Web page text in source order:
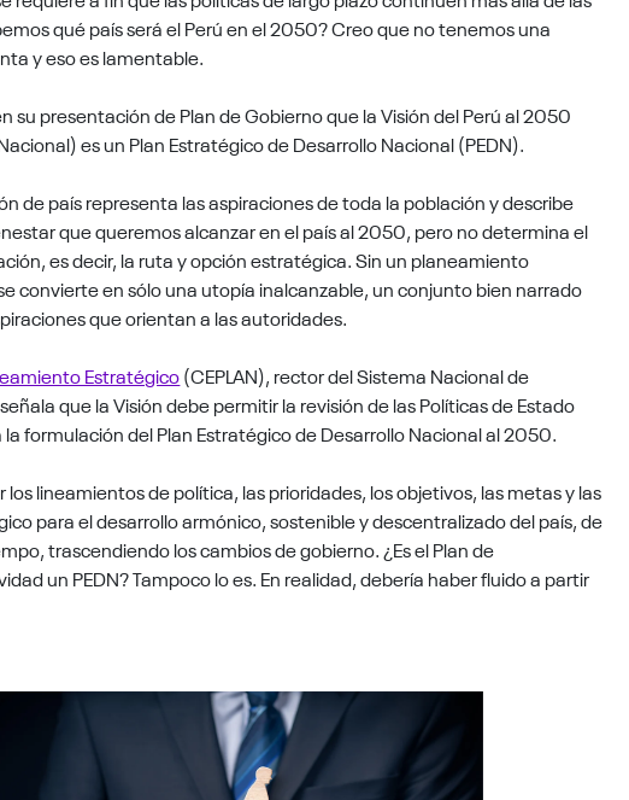
qué país será el Perú en el 2050? Creo que no tenemos una
y eso es lamentable.
su presentación de Plan de Gobierno que la Visión del Perú al 2050
es un Plan Estratégico de Desarrollo Nacional (PEDN).
de país representa las aspiraciones de toda la población y describe
que queremos alcanzar en el país al 2050, pero no determina el
es decir, la ruta y opción estratégica. Sin un planeamiento
convierte en sólo una utopía inalcanzable, un conjunto bien narrado
que orientan a las autoridades.
Estratégico(CEPLAN), rector del Sistema Nacional de
que la Visión debe permitir la revisión de las Políticas de Estado
la formulación del Plan Estratégico de Desarrollo Nacional al 2050.
los lineamientos de política, las prioridades, los objetivos, las metas y las
para el desarrollo armónico, sostenible y descentralizado del país, de
trascendiendo los cambios de gobierno. ¿Es el Plan de
un PEDN? Tampoco lo es. En realidad, debería haber fluido a partir